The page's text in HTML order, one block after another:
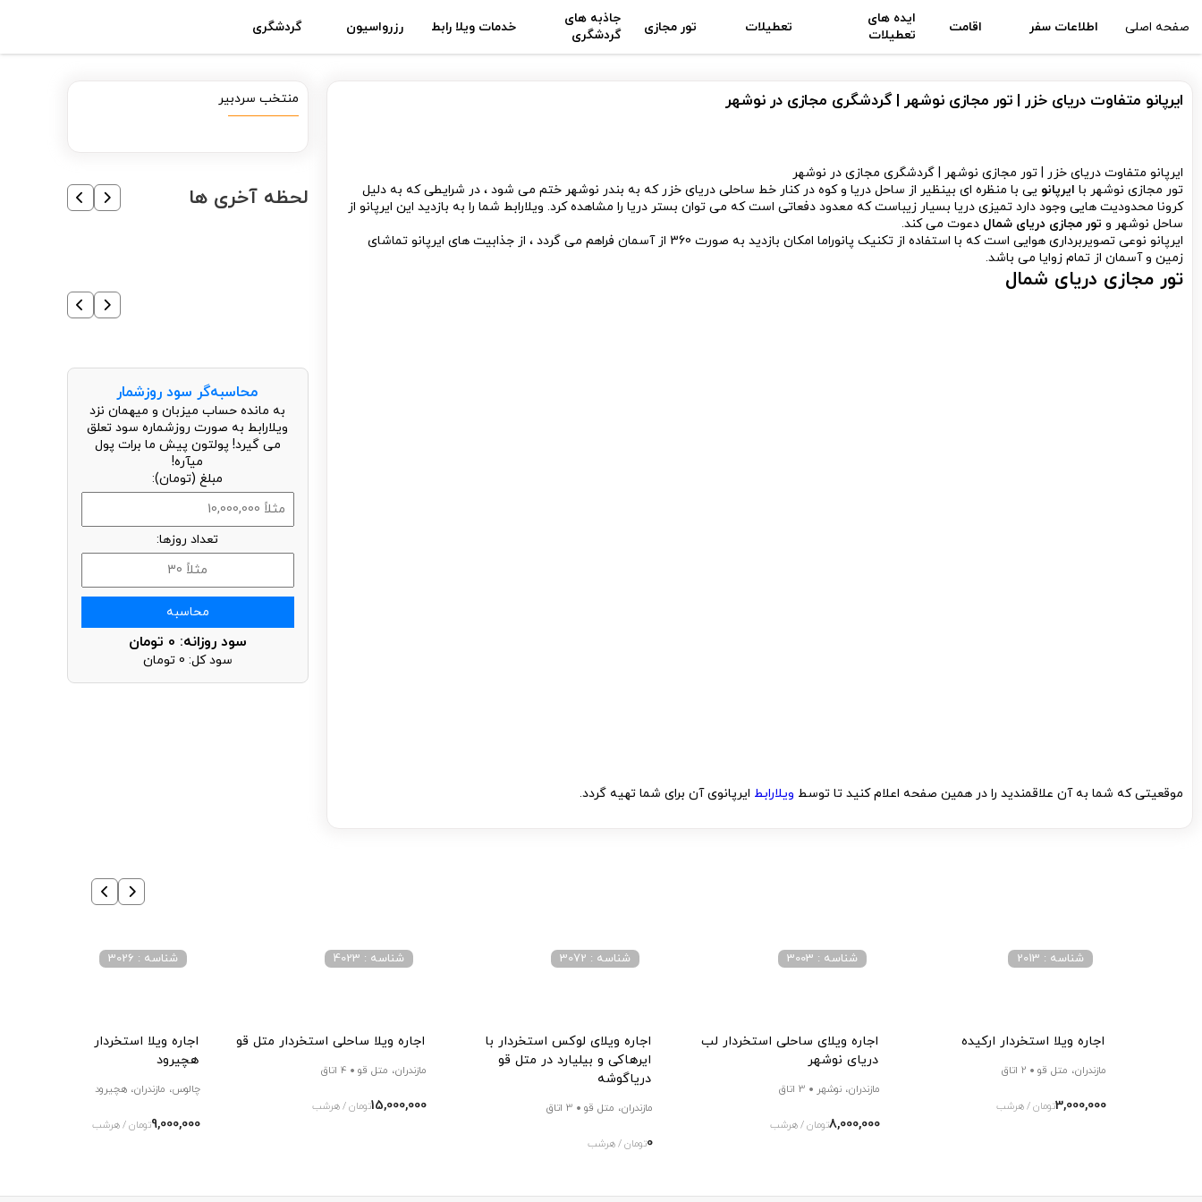
صفحه اصلی اطلاعات سفر اقامت
ایده های
تعطیلات
تعطیلات تور مجازی
جاذبه های
گردشگری
خدمات ویلا رابط رزرواسیون گردشگری
ایرپانو متفاوت دریای خزر | تور مجازی نوشهر | گردشگری مجازی در نوشهر
ایرپانو متفاوت دریای خزر | تور مجازی نوشهر | گردشگری مجازی در نوشهر
تور مجازی نوشهر با ایرپانو یی با منظره ای بینظیر از ساحل دریا و کوه در کنار خط ساحلی دریای خزر که به بندر نوشهر ختم می شود ، در شرایطی که به دلیل
کرونا محدودیت هایی وجود دارد تمیزی دریا بسیار زیباست که معدود دفعاتی است که می توان بستر دریا را مشاهده کرد. ویلارابط شما را به بازدید این ایرپانو از
ساحل نوشهر و تور مجازی دریای شمال دعوت می کند.
ایرپانو نوعی تصویربرداری هوایی است که با استفاده از تکنیک پانوراما امکان بازدید به صورت 360 از آسمان فراهم می گردد ، از جذابیت های ایرپانو تماشای
زمین و آسمان از تمام زوایا می باشد.
تور مجازی دریای شمال
موقعیتی که شما به آن علاقمندید را در همین صفحه اعلام کنید تا توسط ویلارابط ایرپانوی آن برای شما تهیه گردد.
منتخب سردبیر
لحظه آخری ها
محاسبه‌گر سود روزشمار
به مانده حساب میزبان و میهمان نزد
ویلارابط به صورت روزشماره سود تعلق
می گیرد! پولتون پیش ما برات پول
میآره!
مبلغ (تومان):
تعداد روزها:
محاسبه
سود روزانه: 0 تومان
سود کل: 0 تومان
اجاره ویلا استخردار ارکیده
شناسه : 2013
مازندران، متل قو 2 اتاق
3,000,000تومان / هرشب
اجاره ویلای ساحلی استخردار لب
دریای نوشهر
شناسه : 3003
مازندران، نوشهر 3 اتاق
8,000,000تومان / هرشب
اجاره ویلای لوکس استخردار با
ایرهاکی و بیلیارد در متل قو
دریاگوشه
شناسه : 3072
مازندران، متل قو 3 اتاق
0تومان / هرشب
اجاره ویلا ساحلی استخردار متل قو
شناسه : 4023
مازندران، متل قو 4 اتاق
15,000,000تومان / هرشب
اجاره ویلا استخردار در شهرک بهرام
هچیرود
شناسه : 3026
چالوس، مازندران، هچیرود
9,000,000تومان / هرشب